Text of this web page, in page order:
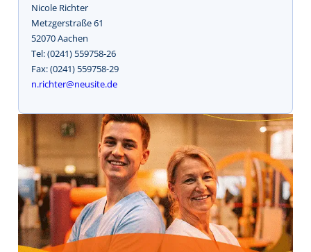
Nicole Richter
Metzgerstraße 61
52070 Aachen
Tel: (0241) 559758-26
Fax: (0241) 559758-29
n.richter@neusite.de